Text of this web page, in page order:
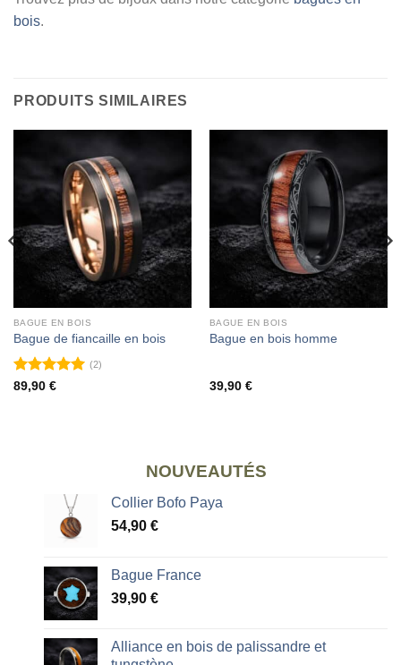
bois.
PRODUITS SIMILAIRES
BAGUE EN BOIS
Bague de fiancaille en bois
Note 5sur
(2)
89,90 €
BAGUE EN BOIS
Bague en bois homme
39,90 €
NOUVEAUTÉS
Collier Bofo Paya
54,90 €
Bague France
39,90 €
Alliance en bois de palissandre et